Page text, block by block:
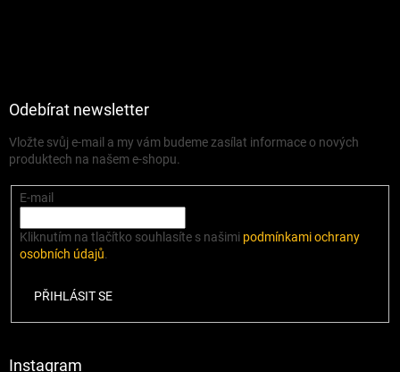
Odebírat newsletter
Vložte svůj e-mail a my vám budeme zasílat informace o nových
produktech na našem e-shopu.
E-mail
Kliknutím na tlačítko souhlasíte s našimi podmínkami ochrany
osobních údajů.
PŘIHLÁSIT SE
Instagram